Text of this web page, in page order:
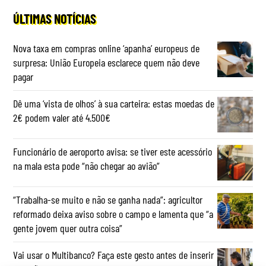
ÚLTIMAS NOTÍCIAS
Nova taxa em compras online ‘apanha’ europeus de
surpresa: União Europeia esclarece quem não deve
pagar
Dê uma ‘vista de olhos’ à sua carteira: estas moedas de
2€ podem valer até 4.500€
Funcionário de aeroporto avisa: se tiver este acessório
na mala esta pode “não chegar ao avião”
“Trabalha-se muito e não se ganha nada”: agricultor
reformado deixa aviso sobre o campo e lamenta que “a
gente jovem quer outra coisa”
Vai usar o Multibanco? Faça este gesto antes de inserir